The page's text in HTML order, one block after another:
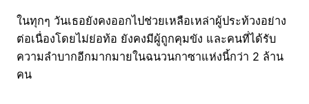
ในทุกๆ วันเธอยังคงออกไปช่วยเหลือเหล่าผู้ประท้วงอย่าง
ต่อเนื่องโดยไม่ย่อท้อ ยังคงมีผู้ถูกคุมขัง และคนที่ได้รับ
ความลำบากอีกมากมายในฉนวนกาซาแห่งนี้กว่า 2 ล้าน
คน